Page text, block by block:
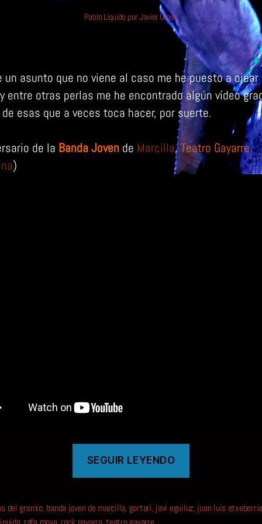
Pablo Líquido por Javier Urries
un asunto que no viene al caso me he puesto a
entre otras perlas me he encontrado algún vídeo
esas que a veces toca hacer, por suerte.
de la Banda Joven de Marcilla,Teatro Gayarre
)
SEGUIR LEYENDO
A
del gremio,banda joven de marcilla, gortari,javi eguiluz,juan luis etxeberria